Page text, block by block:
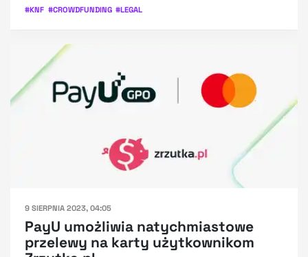
#KNF #CROWDFUNDING #LEGAL
9 SIERPNIA 2023, 04:05
PayU umożliwia natychmiastowe
przelewy na karty użytkownikom